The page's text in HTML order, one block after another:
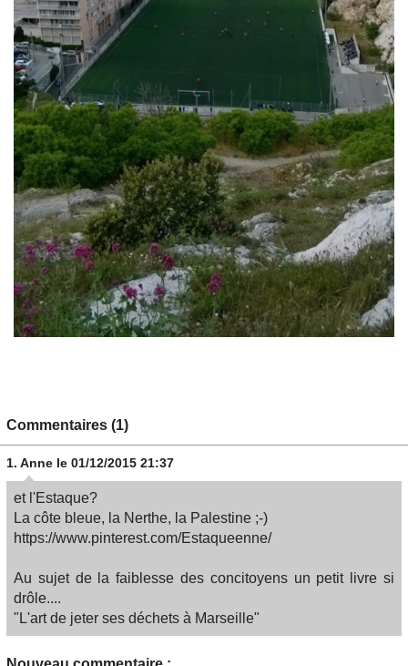
Commentaires (1)
1. Anne le 01/12/2015 21:37
et l'Estaque?
La côte bleue, la Nerthe, la Palestine ;-)
https://www.pinterest.com/Estaqueenne/
Au sujet de la faiblesse des concitoyens un petit livre si
drôle....
"L'art de jeter ses déchets à Marseille"